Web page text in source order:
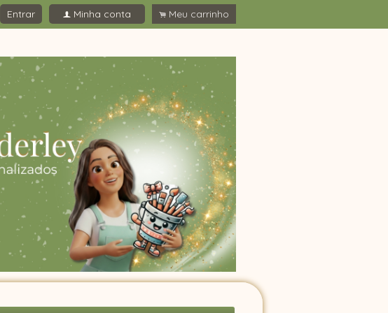
Entrar f Minha conta . Meu carrinho